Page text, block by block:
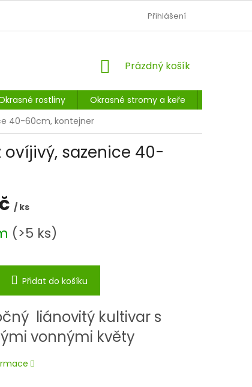
PODMÍNKY OCHRANY OSOBNÍCH
Přihlášení
NÁKUPNÍ
Prázdný košík
rostliny Okrasné stromy a keře
40-60cm, kontejner
sazenice 40-
/ ks
(>5 ks)
Přidat do košíku
liánovitý kultivar s
vonnými květy